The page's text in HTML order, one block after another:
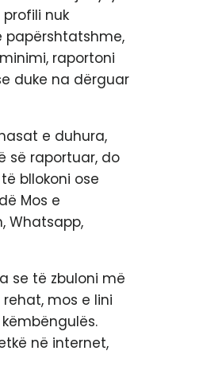
nuk
papërshtatshme,
raportoni
duke na dërguar
e duhura,
së raportuar, do
bllokoni ose
Mos e
Whatsapp,
se të zbuloni më
mos e lini
në internet,